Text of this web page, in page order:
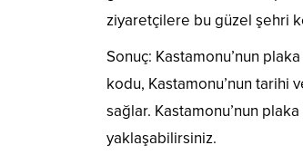
ziyaretçilere bu güzel şehri
Sonuç: Kastamonu’nun
kodu, Kastamonu’nun tarihi
sağlar. Kastamonu’nun
yaklaşabilirsiniz.